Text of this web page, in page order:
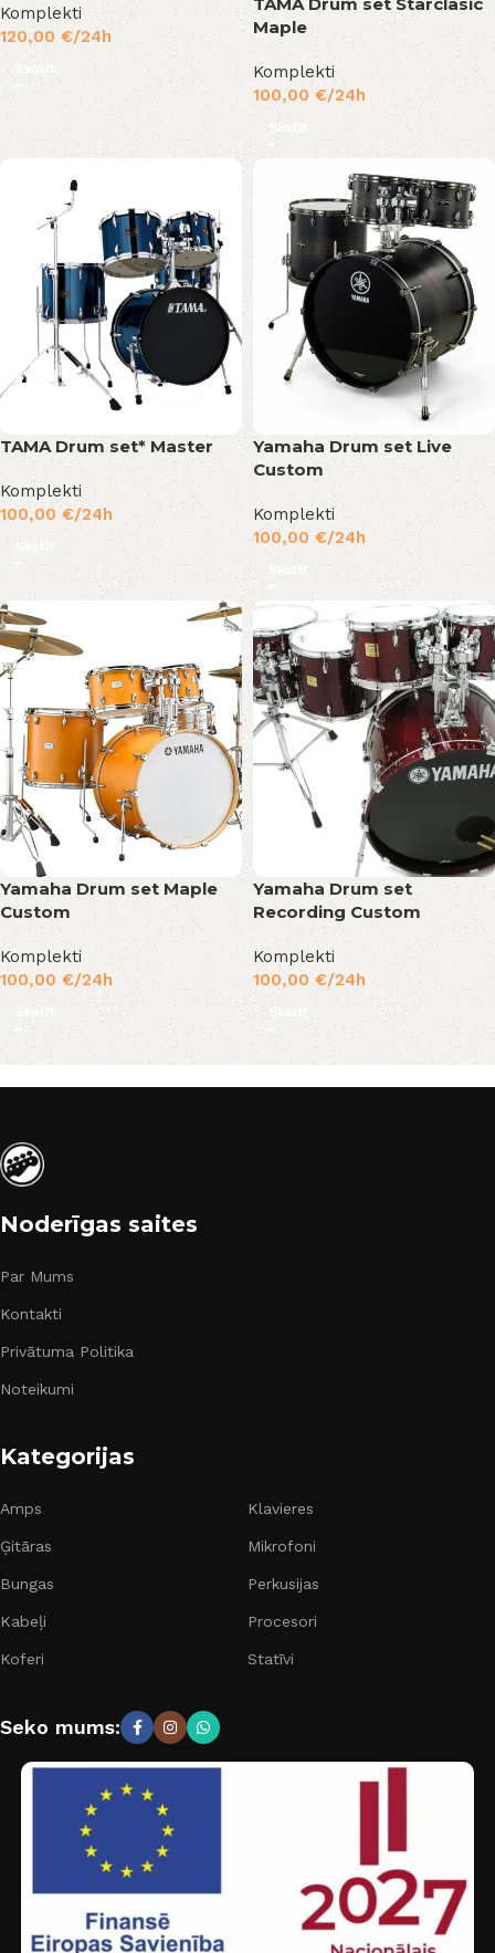
Komplekti
120,00 €/24h
Maple
Komplekti
100,00 €/24h
Skatīt
TAMA Drum set* Master
Komplekti
100,00 €/24h
Skatīt
Yamaha Drum set Live
Custom
Komplekti
100,00 €/24h
Skatīt
Yamaha Drum set Maple
Custom
Komplekti
100,00 €/24h
Skatīt
Yamaha Drum set
Recording Custom
Komplekti
100,00 €/24h
Skatīt
Noderīgas saites
Par Mums
Kontakti
Privātuma Politika
Noteikumi
Kategorijas
Amps
Ģitāras
Bungas
Kabeļi
Koferi
Klavieres
Mikrofoni
Perkusijas
Procesori
Statīvi
Seko mums: